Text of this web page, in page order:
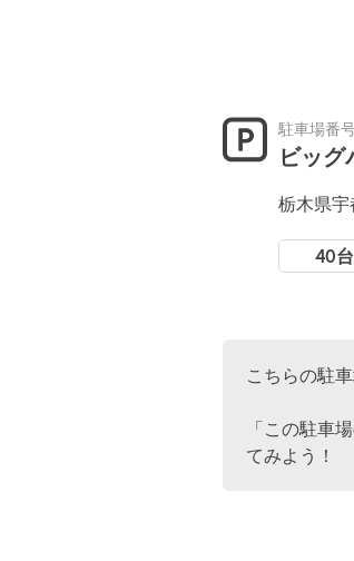
駐車場番
ビッグ
栃木県宇
40台
こちらの駐
「この駐車
てみよう！